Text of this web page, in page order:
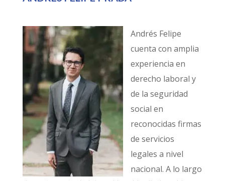
Andrés Felipe
cuenta con amplia
experiencia en
derecho laboral y
de la seguridad
social en
reconocidas firmas
de servicios
legales a nivel
nacional. A lo largo